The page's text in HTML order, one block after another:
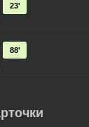
23'
88'